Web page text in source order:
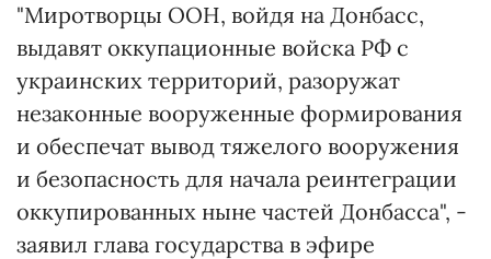
"Миротворцы ООН, войдя на Донбасс,
выдавят оккупационные войска РФ с
украинских территорий, разоружат
незаконные вооруженные формирования
и обеспечат вывод тяжелого вооружения
и безопасность для начала реинтеграции
оккупированных ныне частей Донбасса", -
заявил глава государства в эфире